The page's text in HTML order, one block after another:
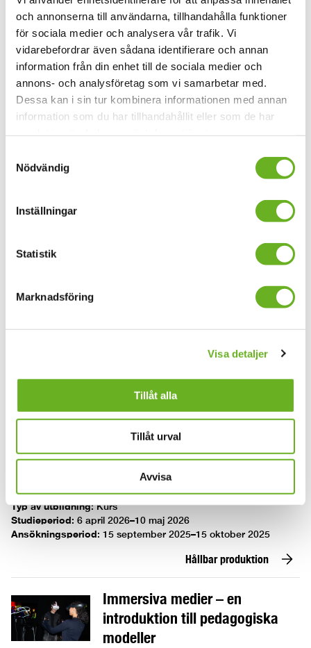
och annonserna till användarna, tillhandahålla funktioner
för sociala medier och analysera vår trafik. Vi
vidarebefordrar även sådana identifierare och annan
information från din enhet till de sociala medier och
annons- och analysföretag som vi samarbetar med.
Dessa kan i sin tur kombinera informationen med annan
information som du har tillhandahållit eller som de har
Nödvändig
Inställningar
Statistik
Marknadsföring
Visa detaljer
Tillåt alla
Tillåt urval
Avvisa
Typ av utbildning: Kurs
Studieperiod
9 november 2026–13 december 2026
16 mars 2026–15 april 2026
Entreprenörskap och affärsutveckling av konstnärlig och
Filmskådespeleri
Ansökningsperiod
Hållbar produktion
Typ av utbildning:Kurs
Studieperiod: 6 april 2026–10 maj 2026
Ansökningsperiod: 15 september 2025–15 oktober 2025
Hållbar produktion
Immersiva medier – en
introduktion till pedagogiska
modeller